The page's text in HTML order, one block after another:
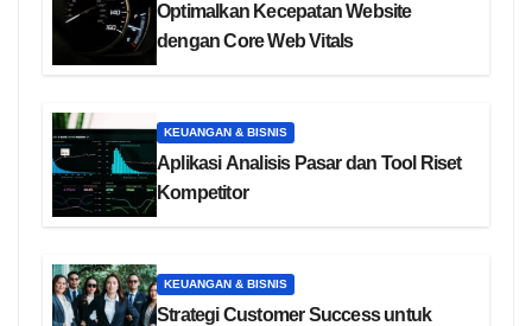
Optimalkan Kecepatan Website
dengan Core Web Vitals
KEUANGAN & BISNIS
Aplikasi Analisis Pasar dan Tool Riset
Kompetitor
KEUANGAN & BISNIS
Strategi Customer Success untuk